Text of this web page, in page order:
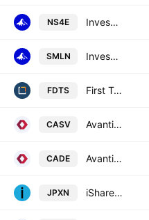
NS4E Invesco JPX-Nikkei 400 UCITS ETF
SMLN Invesco JPX-Nikkei 400 UCITS ETF
FDTS First Trust Developed Markets ex-US Small Cap AlphaDEX Fund
CASV Avantis CIBC Global Small Cap Value ETF Common Units Trust Units
CADE Avantis CIBC International Equity ETF Common Units Trust Units
JPXN iShares JPX-Nikkei 400 ETF